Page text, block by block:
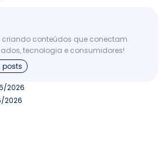
criando conteúdos que conectam
tecnologia e consumidores!
posts
2026
2026